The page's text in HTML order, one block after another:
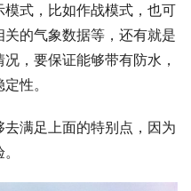
式，比如作战模式，也可
的气象数据等，还有就是
，要保证能够带有防水，
性。
满足上面的特别点，因为